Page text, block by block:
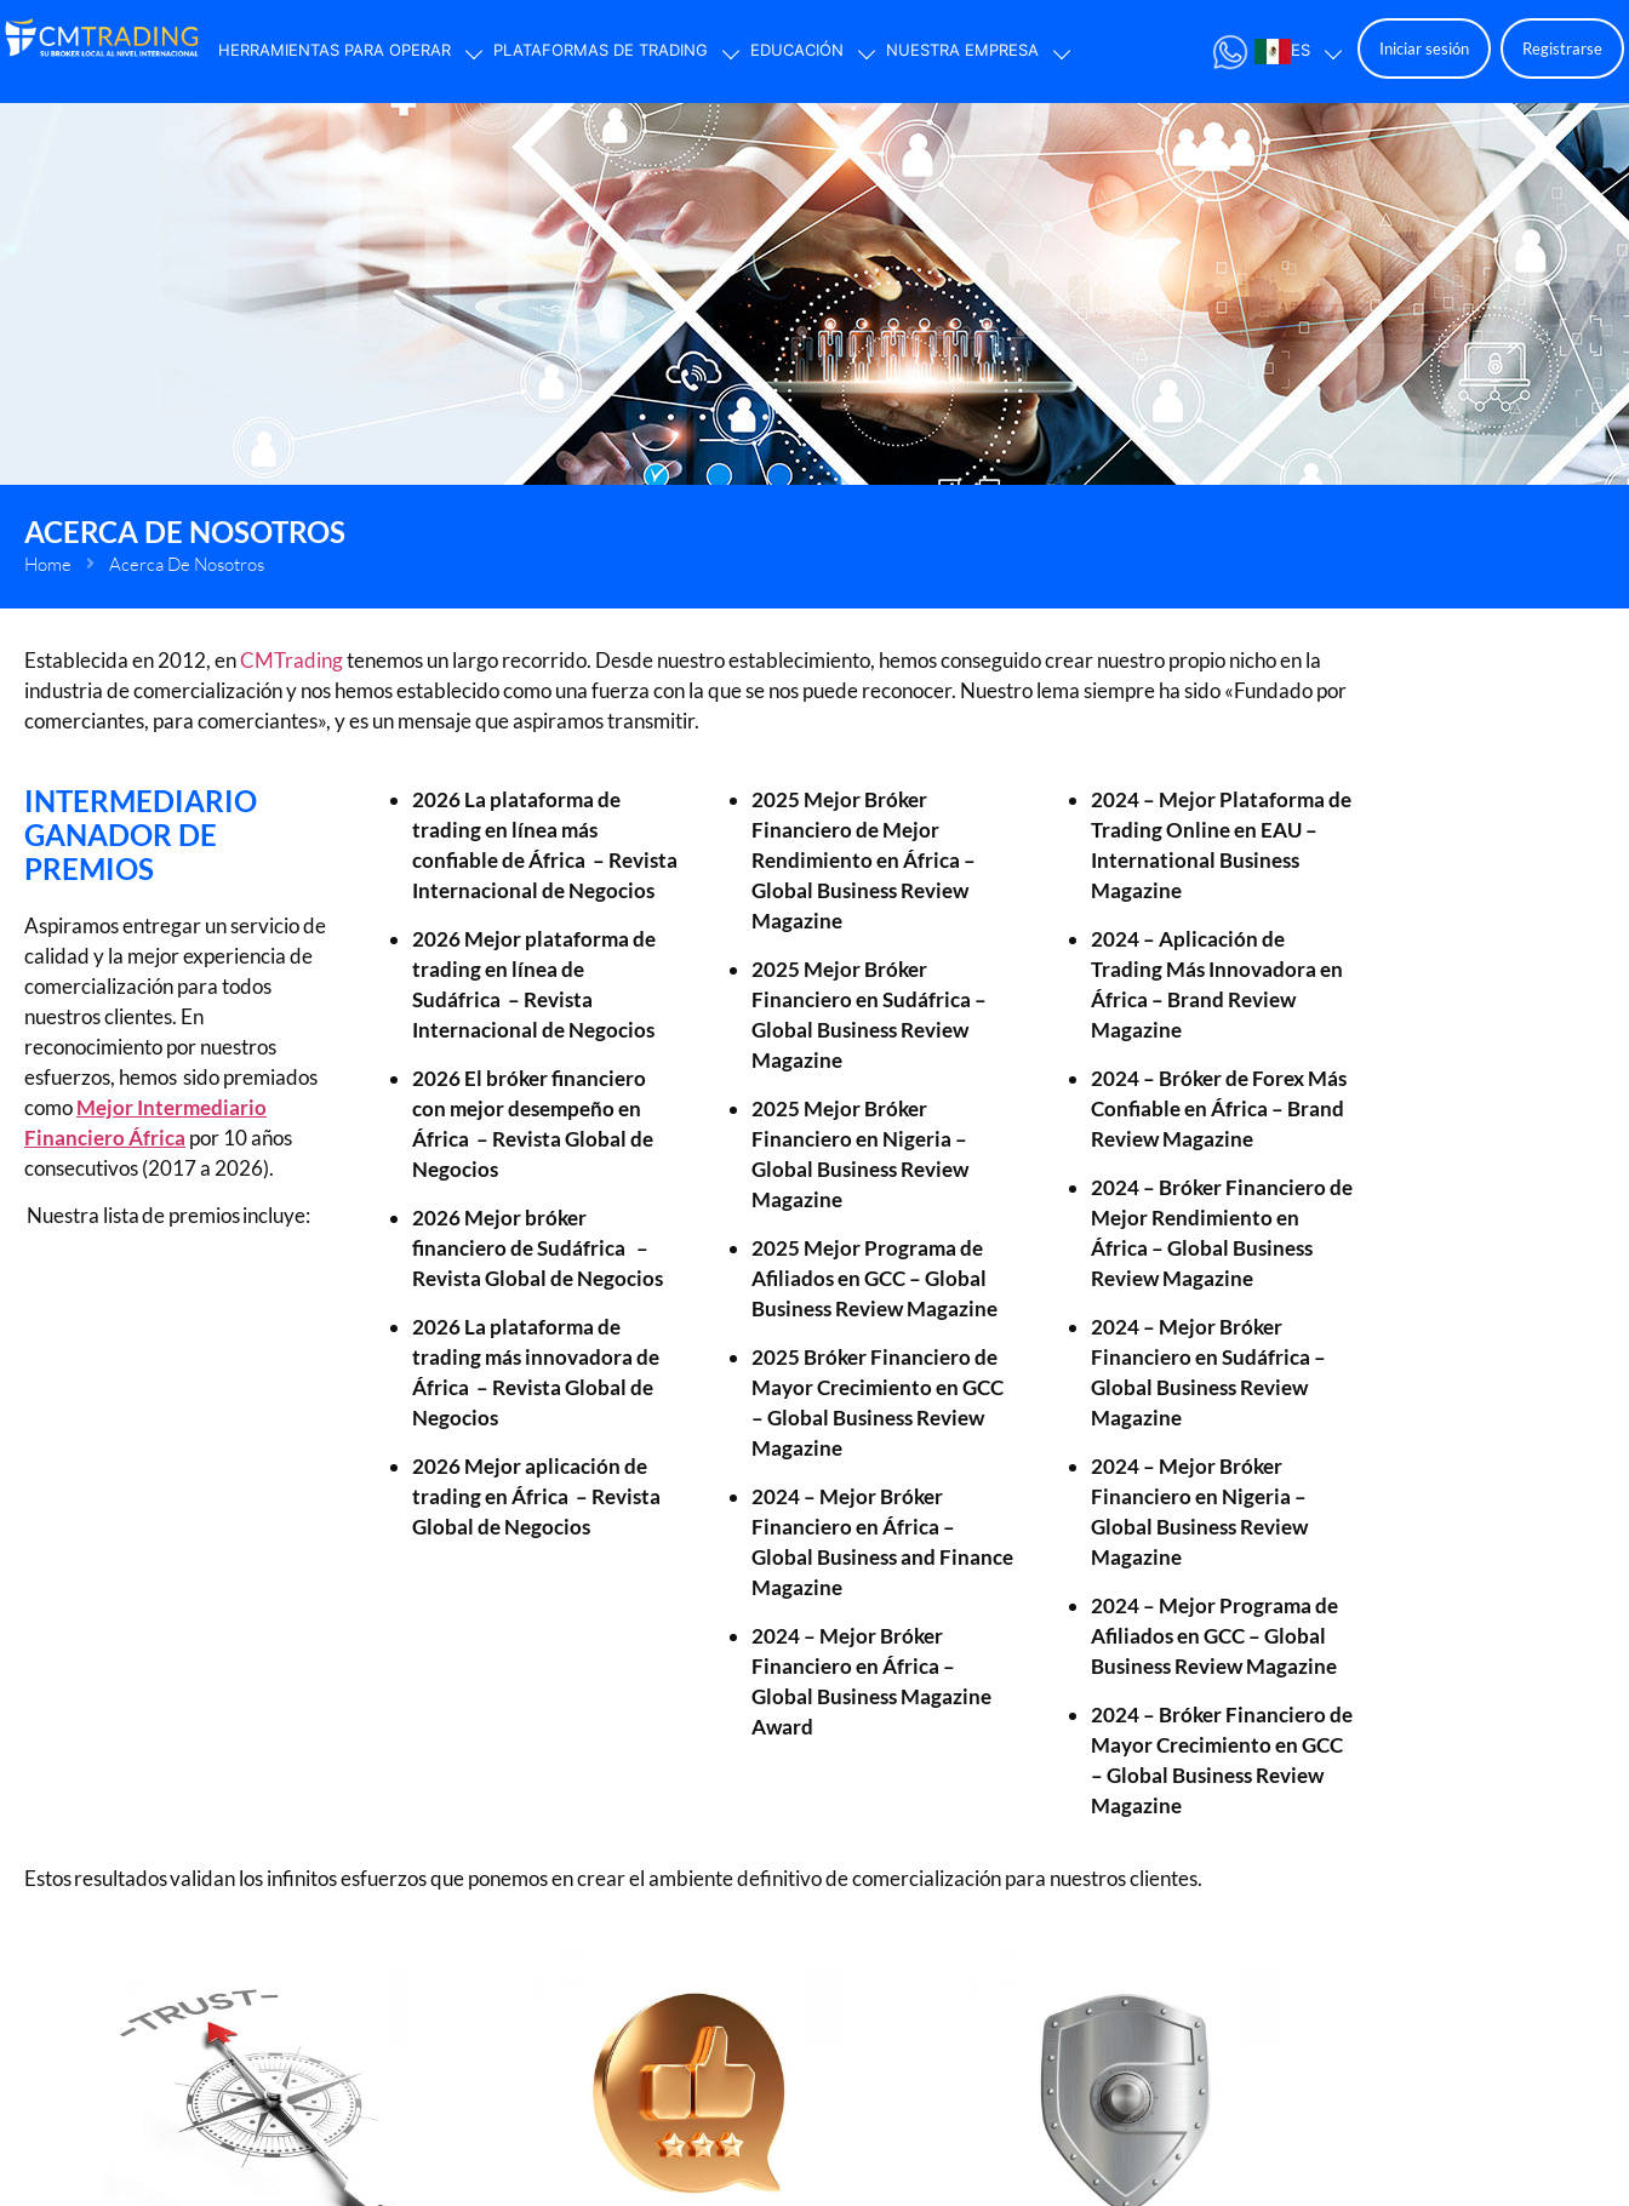
HERRAMIENTAS PARA OPERAR PLATAFORMAS DE TRADING EDUCACIÓN NUESTRA EMPRESA ES Iniciar sesión Registrarse
ACERCA DE NOSOTROS
Home Acerca De Nosotros
Establecida en 2012, enCMTradingtenemos un largo recorrido. Desde nuestro establecimiento, hemos conseguido crear nuestro propio nicho en la
industria de comercialización y nos hemos establecido como una fuerza con la que se nos puede reconocer. Nuestro lema siempre ha sido «Fundado por
comerciantes, para comerciantes», y es un mensaje que aspiramos transmitir.
INTERMEDIARIO
GANADOR DE
PREMIOS
Aspiramos entregar un servicio de
calidad y la mejor experiencia de
comercialización para todos
nuestros clientes. En
reconocimiento por nuestros
esfuerzos, hemos sido premiados
comoMejor Intermediario
Financiero África por 10 años
consecutivos (2017 a 2026).
Nuestra lista de premios incluye:
2026 La plataforma de
trading en línea más
confiable de África – Revista
Internacional de Negocios
2026 Mejor plataforma de
trading en línea de
Sudáfrica – Revista
Internacional de Negocios
2026 El bróker financiero
con mejor desempeño en
África – Revista Global de
Negocios
2026 Mejor bróker
financiero de Sudáfrica –
Revista Global de Negocios
2026 La plataforma de
trading más innovadora de
África – Revista Global de
Negocios
2026 Mejor aplicación de
trading en África – Revista
Global de Negocios
2025 Mejor Bróker
Financiero de Mejor
Rendimiento en África –
Global Business Review
Magazine
2025 Mejor Bróker
Financiero en Sudáfrica –
Global Business Review
Magazine
2025 Mejor Bróker
Financiero en Nigeria –
Global Business Review
Magazine
2025 Mejor Programa de
Afiliados en GCC – Global
Business Review Magazine
2025 Bróker Financiero de
Mayor Crecimiento en GCC
– Global Business Review
Magazine
2024 – Mejor Bróker
Financiero en África –
Global Business and Finance
Magazine
2024 – Mejor Bróker
Financiero en África –
Global Business Magazine
Award
2024 – Mejor Plataforma de
Trading Online en EAU –
International Business
Magazine
2024 – Aplicación de
Trading Más Innovadora en
África – Brand Review
Magazine
2024 – Bróker de Forex Más
Confiable en África – Brand
Review Magazine
2024 – Bróker Financiero de
Mejor Rendimiento en
África – Global Business
Review Magazine
2024 – Mejor Bróker
Financiero en Sudáfrica –
Global Business Review
Magazine
2024 – Mejor Bróker
Financiero en Nigeria –
Global Business Review
Magazine
2024 – Mejor Programa de
Afiliados en GCC – Global
Business Review Magazine
2024 – Bróker Financiero de
Mayor Crecimiento en GCC
– Global Business Review
Magazine
Estos resultados validan los infinitos esfuerzos que ponemos en crear el ambiente definitivo de comercialización para nuestros clientes.